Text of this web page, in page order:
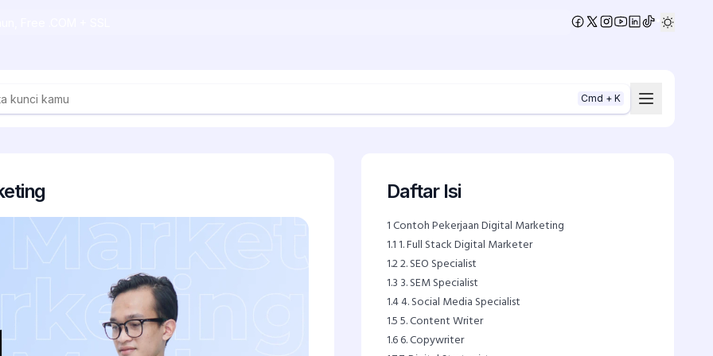
Cmd + K
Daftar Isi
1Contoh Pekerjaan Digital Marketing
1.11. Full Stack Digital Marketer
1.22. SEO Specialist
1.3 3. SEM Specialist
1.44. Social Media Specialist
1.55. Content Writer
1.66. Copywriter